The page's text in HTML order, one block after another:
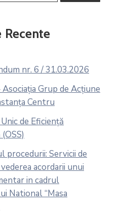
nr. 6 / 31.03.2026
Grup de Acțiune
Centru
de Eficiență
procedurii: Servicii de
acordarii unui
in cadrul
National “Masa